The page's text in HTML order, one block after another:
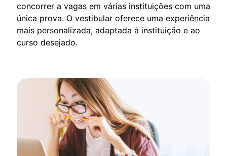
concorrer a vagas em várias instituições com uma
única prova. O vestibular oferece uma experiência
mais personalizada, adaptada à instituição e ao
curso desejado.